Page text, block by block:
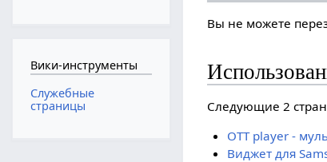
Вы не можете
Следующие 2
OTT player -
Виджет для
Вики-инструменты
Служебные
страницы